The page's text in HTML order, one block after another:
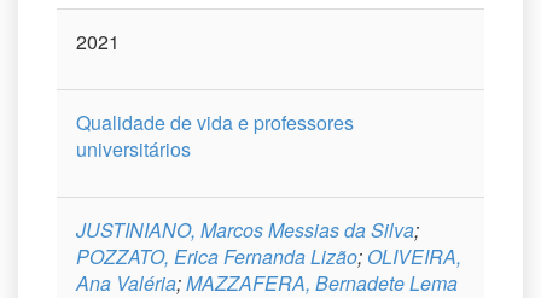
2021
Qualidade de vida e professores
universitários
JUSTINIANO, Marcos Messias da Silva;
POZZATO, Erica Fernanda Lizão; OLIVEIRA,
Ana Valéria;MAZZAFERA, Bernadete Lema